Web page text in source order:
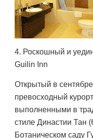
4. Роскошный и
Guilin Inn
Открытый в
превосходный
выполненными в
стиле Династии Тан
Ботаническом саду